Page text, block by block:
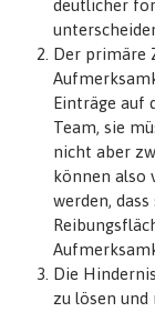
deutlicher
Der primäre
Einträge auf
Team, sie
nicht aber
können also
werden,
Die
zu lösen